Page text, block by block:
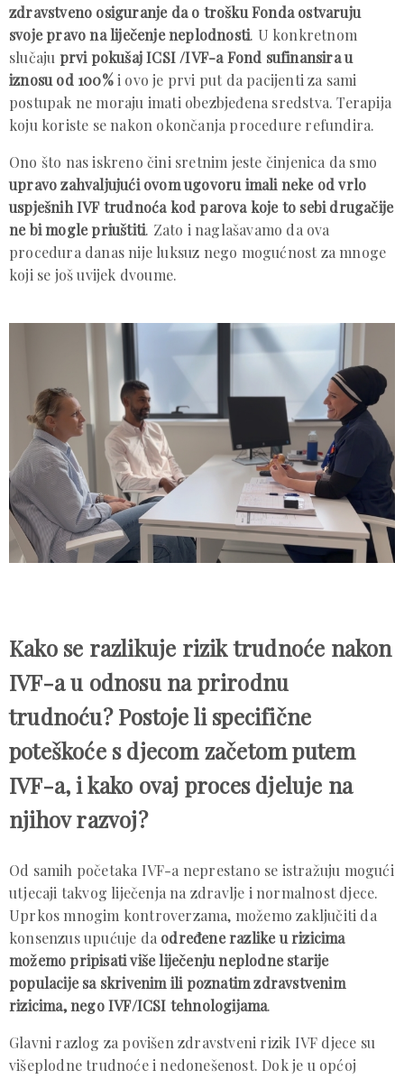
zdravstveno osiguranje da o trošku Fonda ostvaruju
svoje pravo na liječenje neplodnosti. U konkretnom
slučaju prvi pokušaj ICSI /IVF-a Fond sufinansira u
iznosu od 100%i ovo je prvi put da pacijenti za sami
postupak ne moraju imati obezbjeđena sredstva. Terapija
koju koriste se nakon okončanja procedure refundira.
Ono što nas iskreno čini sretnim jeste činjenica da smo
upravo zahvaljujući ovom ugovoru imali neke od vrlo
uspješnih IVF trudnoća kod parova koje to sebi drugačije
ne bi mogle priuštiti. Zato i naglašavamo da ova
procedura danas nije luksuz nego mogućnost za mnoge
koji se još uvijek dvoume.
Kako se razlikuje rizik trudnoće nakon
IVF-a u odnosu na prirodnu
trudnoću? Postoje li specifične
poteškoće s djecom začetom putem
IVF-a, i kako ovaj proces djeluje na
njihov razvoj?
Od samih početaka IVF-a neprestano se istražuju mogući
utjecaji takvog liječenja na zdravlje i normalnost djece.
Uprkos mnogim kontroverzama, možemo zaključiti da
konsenzus upućuje da određene razlike u rizicima
možemo pripisati više liječenju neplodne starije
populacije sa skrivenim ili poznatim zdravstvenim
rizicima, nego IVF/ICSI tehnologijama.
Glavni razlog za povišen zdravstveni rizik IVF djece su
višeplodne trudnoće i nedonešenost. Dok je u općoj